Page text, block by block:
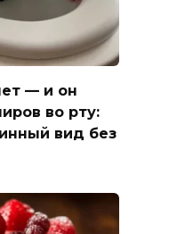
— и он
во рту:
вид без